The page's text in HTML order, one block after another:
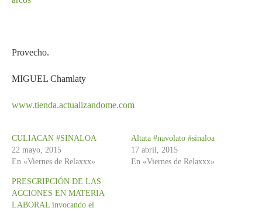
Provecho.
MIGUEL Chamlaty
www.tienda.actualizandome.com
CULIACAN #SINALOA
22 mayo, 2015
En «Viernes de Relaxxx»
Altata #navolato #sinaloa
17 abril, 2015
En «Viernes de Relaxxx»
PRESCRIPCIÓN DE LAS
ACCIONES EN MATERIA
LABORAL invocando el